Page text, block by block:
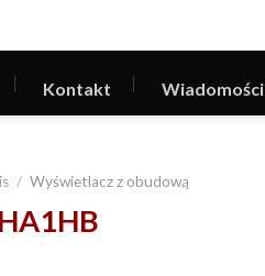
Kontakt Wiadomości
/ Wyświetlacz z obudową